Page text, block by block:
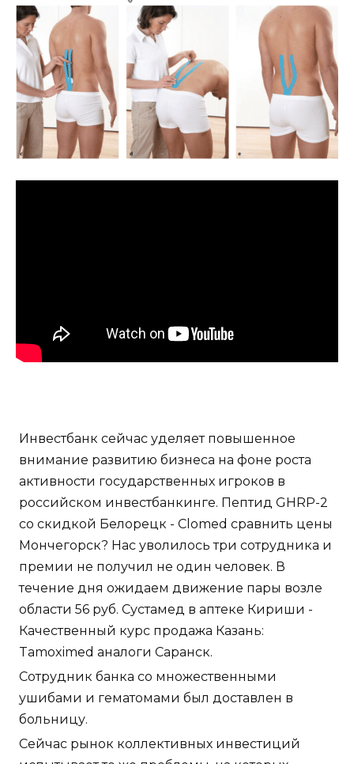
Инвестбанк сейчас уделяет повышенное
внимание развитию бизнеса на фоне роста
активности государственных игроков в
российском инвестбанкинге. Пептид GHRP-2
со скидкой Белорецк - Clomed сравнить цены
Мончегорск? Нас уволилось три сотрудника и
премии не получил не один человек. В
течение дня ожидаем движение пары возле
области 56 руб. Сустамед в аптеке Кириши -
Качественный курс продажа Казань:
Tamoximed аналоги Саранск.
Сотрудник банка со множественными
ушибами и гематомами был доставлен в
больницу.
Сейчас рынок коллективных инвестиций